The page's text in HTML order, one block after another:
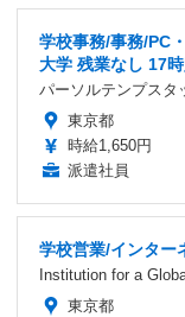
学校事務/事務/PC
大学 残業なし 17
パーソルテンプスタ
東京都
時給1,650円
派遣社員
学校営業/インター
Institution for a
東京都